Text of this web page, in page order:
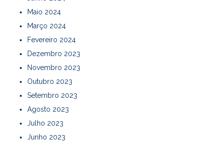
Maio 2024
Março 2024
Fevereiro 2024
Dezembro 2023
Novembro 2023
Outubro 2023
Setembro 2023
Agosto 2023
Julho 2023
Junho 2023